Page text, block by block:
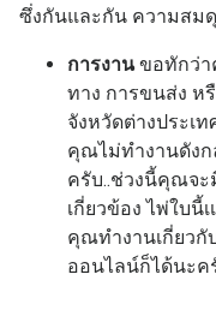
ซึ่งกันและกัน ความสม
การงานขอทักว่า
ทาง การขนส่ง ห
จังหวัดต่างประเ
คุณไม่ทำงานดัง
ครับ..ช่วงนี้คุณจะ
เกี่ยวข้อง ไพ่ใบนี้
คุณทำงานเกี่ยวกั
ออนไลน์ก็ได้นะค